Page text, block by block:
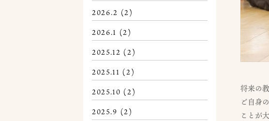
2026.2 (2)
2026.1 (2)
2025.12 (2)
2025.11 (2)
2025.10 (2)
2025.9 (2)
将来の
ご自身
ことが